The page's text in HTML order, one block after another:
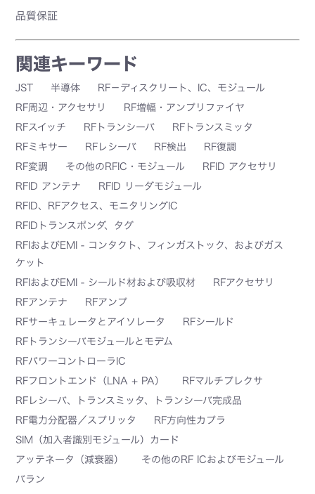
品質保証
関連キーワード
JST 半導体
RF－ディスクリート、IC、モジュール
RF周辺・アクセサリ
RF増幅・アンプリファイヤ
RFスイッチ
RFトランシーバ
RFトランスミッタ
RFミキサー
RFレシーバ RF検出
RF復調
RF変調
その他のRFIC・モジュール
RFID アクセサリ
RFID アンテナ
RFID リーダモジュール
RFID、RFアクセス、モニタリングIC
RFIDトランスポンダ、タグ
RFIおよびEMI - コンタクト、フィンガストック、およびガス
ケット
RFIおよびEMI - シールド材および吸収材
RFアクセサリ
RFアンテナ
RFアンプ
RFサーキュレータとアイソレータ
RFシールド
RFトランシーバモジュールとモデム
RFパワーコントローラIC
RFフロントエンド（LNA + PA）
RFマルチプレクサ
RFレシーバ、トランスミッタ、トランシーバ完成品
RF電力分配器／スプリッタ
RF方向性カプラ
SIM（加入者識別モジュール）カード
アッテネータ（減衰器）
その他のRF ICおよびモジュール
バラン